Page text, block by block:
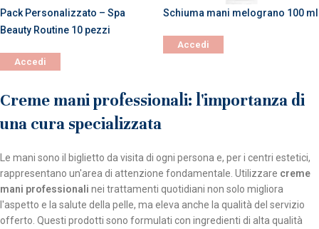
Pack Personalizzato – Spa
Beauty Routine 10 pezzi
Accedi
Schiuma mani melograno 100 ml
Accedi
Creme mani professionali: l'importanza di
una cura specializzata
Le mani sono il biglietto da visita di ogni persona e, per i centri estetici,
rappresentano un'area di attenzione fondamentale. Utilizzare creme
mani professionali nei trattamenti quotidiani non solo migliora
l'aspetto e la salute della pelle, ma eleva anche la qualità del servizio
offerto. Questi prodotti sono formulati con ingredienti di alta qualità